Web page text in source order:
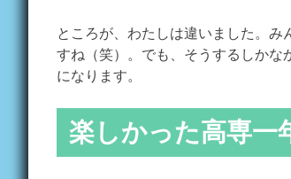
ところが、わたしは違いました。
すね（笑）。でも、そうするしかな
になります。
楽しかった高専一